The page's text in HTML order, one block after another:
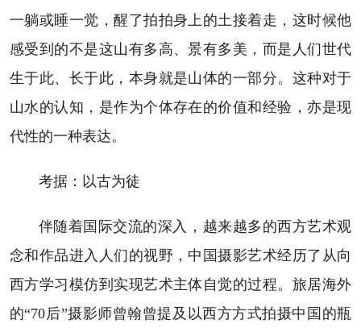
一躺或睡一觉，醒了拍拍身上的土接着走，这时候他
感受到的不是这山有多高、景有多美，而是人们世代
生于此、长于此，本身就是山体的一部分。这种对于
山水的认知，是作为个体存在的价值和经验，亦是现
代性的一种表达。
考据：以古为徒
伴随着国际交流的深入，越来越多的西方艺术观
念和作品进入人们的视野，中国摄影艺术经历了从向
西方学习模仿到实现艺术主体自觉的过程。旅居海外
的“70后”摄影师曾翰曾提及以西方方式拍摄中国的瓶